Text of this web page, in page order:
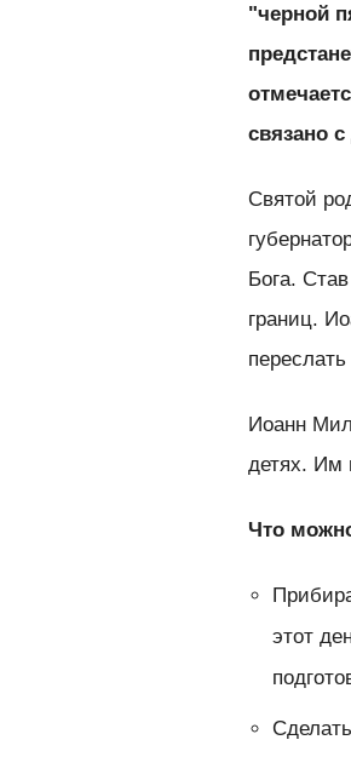
"черной
связано
Святой
Бога.
границ.
Иоанн
детях. Им
Что
этот